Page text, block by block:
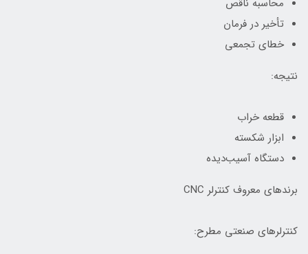
محاسبه ناقص
تأخیر در فرمان
خطای تجمعی
نتیجه:
قطعه خراب
ابزار شکسته
دستگاه آسیب‌دیده
برندهای معروف کنترلر CNC
کنترلرهای صنعتی مطرح: